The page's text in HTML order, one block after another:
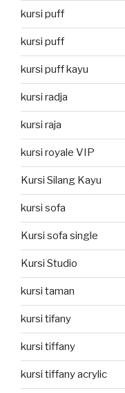
kursi puff
kursi puff
kursi puff kayu
kursi radja
kursi raja
kursi royale VIP
Kursi Silang Kayu
kursi sofa
Kursi sofa single
Kursi Studio
kursi taman
kursi tifany
kursi tiffany
kursi tiffany acrylic